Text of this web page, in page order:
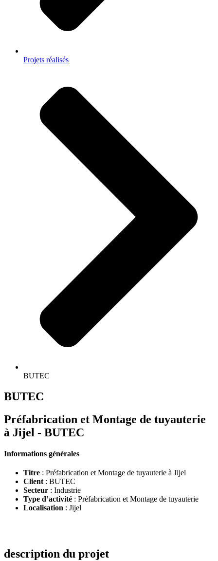
Projets réalisés
BUTEC
BUTEC
Préfabrication et Montage de tuyauterie
à Jijel - BUTEC
Informations générales
Titre : Préfabrication et Montage de tuyauterie à Jijel
Client : BUTEC
Secteur : Industrie
Type d’activité : Préfabrication et Montage de tuyauterie
Localisation : Jijel
description du projet